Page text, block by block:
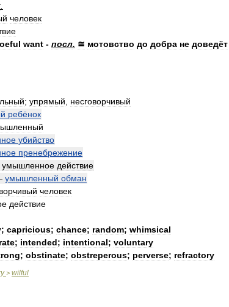
человек
want - посл. ≅ мотовство до добра не доведёт
; упрямый
несговорчивый
ребёнок
убийство
пренебрежение
умышленное действие
умышленный обман
человек
действие
; capricious; chance; random; whimsical
; intended; intentional; voluntary
; obstinate; obstreperous; perverse; refractory
> wilful